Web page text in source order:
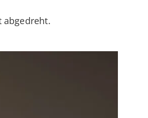
abgedreht.